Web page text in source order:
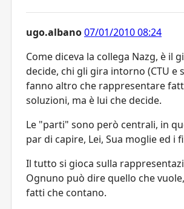
ugo.albano07/01/2010 08:24
Come diceva la collega Nazg, è il
decide, chi gli gira intorno (CTU e
fanno altro che rappresentare
soluzioni, ma è lui che decide.
Le "parti" sono però centrali, in
par di capire, Lei, Sua moglie ed i
Il tutto si gioca sulla
Ognuno può dire quello che
fatti che contano.